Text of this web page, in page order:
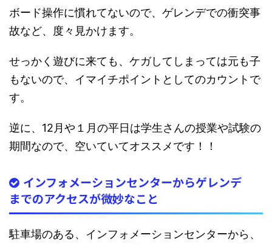
ボード操作に慣れてないので、ゲレンデでの衝突事
故など、度々見かけます。
せっかく遊びに来ても、ケガしてしまっては元も子
もないので、イマイチポイントとしてのカウントで
す。
逆に、12月や１月の平日は学生さんの授業や試験の
期間なので、空いていてオススメです！！
インフォメーションセンターからゲレンデ
までのアクセスが微妙なこと
駐車場のある、インフォメーションセンターから、